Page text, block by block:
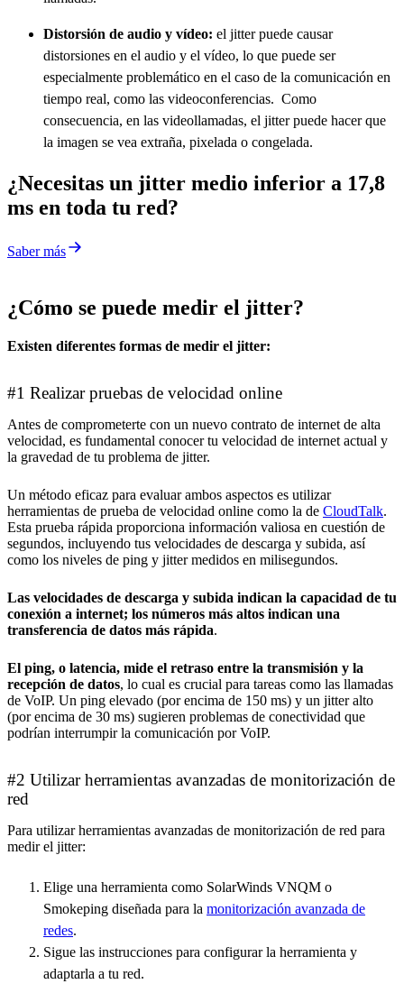
Distorsión de audio y vídeo: el jitter puede causar
distorsiones en el audio y el vídeo, lo que puede ser
especialmente problemático en el caso de la comunicación en
tiempo real, como las videoconferencias. Como
consecuencia, en las videollamadas, el jitter puede hacer que
la imagen se vea extraña, pixelada o congelada.
¿Necesitas un jitter medio inferior a 17,8
ms en toda tu red?
Saber más
¿Cómo se puede medir el jitter?
Existen diferentes formas de medir el jitter:
#1 Realizar pruebas de velocidad online
Antes de comprometerte con un nuevo contrato de internet de alta
velocidad, es fundamental conocer tu velocidad de internet actual y
la gravedad de tu problema de jitter.
Un método eficaz para evaluar ambos aspectos es utilizar
herramientas de prueba de velocidad online como la de CloudTalk.
Esta prueba rápida proporciona información valiosa en cuestión de
segundos, incluyendo tus velocidades de descarga y subida, así
como los niveles de ping y jitter medidos en milisegundos.
Las velocidades de descarga y subida indican la capacidad de tu
conexión a internet; los números más altos indican una
transferencia de datos más rápida.
El ping, o latencia, mide el retraso entre la transmisión y la
recepción de datos, lo cual es crucial para tareas como las llamadas
de VoIP. Un ping elevado (por encima de 150 ms) y un jitter alto
(por encima de 30 ms) sugieren problemas de conectividad que
podrían interrumpir la comunicación por VoIP.
#2 Utilizar herramientas avanzadas de monitorización de
red
Para utilizar herramientas avanzadas de monitorización de red para
medir el jitter:
Elige una herramienta como SolarWinds VNQM o
Smokeping diseñada para la monitorización avanzada de
redes.
Sigue las instrucciones para configurar la herramienta y
adaptarla a tu red.